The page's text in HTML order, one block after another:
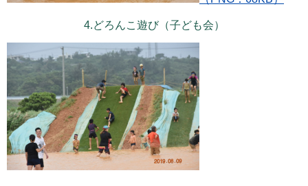
4.どろんこ遊び（子ども会）